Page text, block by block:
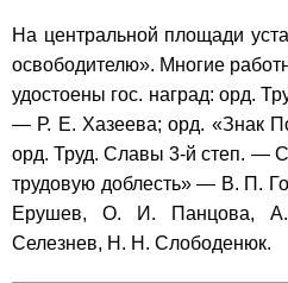
На центральной площади
освободителю». Многие
удостоены гос. наград: орд.
— Р. Е. Хазеева; орд. «Знак
орд. Труд. Славы 3-й степ. —
трудовую доблесть» — В. П.
Ерушев, О. И. Панцова,
Селезнев, Н. Н. Слободенюк.